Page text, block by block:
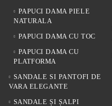
PAPUCI DAMA PIELE
NATURALA
PAPUCI DAMA CU TOC
PAPUCI DAMA CU
PLATFORMA
SANDALE SI PANTOFI DE
VARA ELEGANTE
SANDALE ȘI ȘALPI